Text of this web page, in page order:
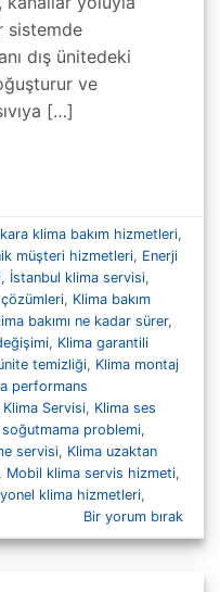
sistemde
dış ünitedeki
ve
[…]
klima bakım hizmetleri,
müşteri hizmetleri, Enerji
, İstanbul klima servisi,
çözümleri, Klima bakım
bakımı ne kadar sürer,
, Klima garantili
temizliği, Klima montaj
performans
Klima Servisi, Klima ses
soğutmama problemi,
servisi, Klima uzaktan
, Mobil klima servis hizmeti,
klima hizmetleri,
Bir yorum bırak